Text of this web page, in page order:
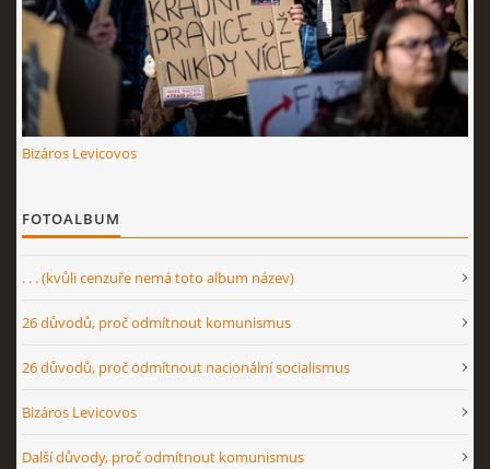
Bizáros Levicovos
FOTOALBUM
. . . (kvůli cenzuře nemá toto album název)
26 důvodů, proč odmítnout komunismus
26 důvodů, proč odmítnout nacionální socialismus
Bizáros Levicovos
Další důvody, proč odmítnout komunismus